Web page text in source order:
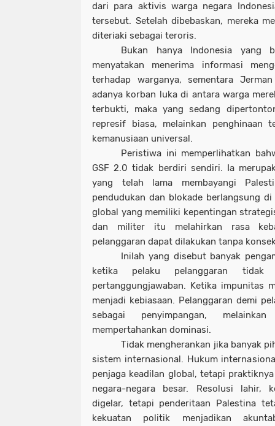
dari para aktivis warga negara
tersebut. Setelah dibebaskan, mereka
diteriaki sebagai teroris.
Bukan hanya Indonesia yang
menyatakan menerima informasi
terhadap warganya, sementara
adanya korban luka di antara warga
terbukti, maka yang sedang
represif biasa, melainkan penghinaan
kemanusiaan universal.
Peristiwa ini memperlihatkan
GSF 2.0 tidak berdiri sendiri. Ia
yang telah lama membayangi
pendudukan dan blokade berlangsung
global yang memiliki kepentingan
dan militer itu melahirkan rasa
pelanggaran dapat dilakukan tanpa
Inilah yang disebut banyak
ketika pelaku pelanggaran tidak
pertanggungjawaban. Ketika impunitas
menjadi kebiasaan. Pelanggaran demi
sebagai penyimpangan,
mempertahankan dominasi.
Tidak mengherankan jika banyak
sistem internasional. Hukum
penjaga keadilan global, tetapi
negara-negara besar. Resolusi lahir,
digelar, tetapi penderitaan Palestina
kekuatan politik menjadikan